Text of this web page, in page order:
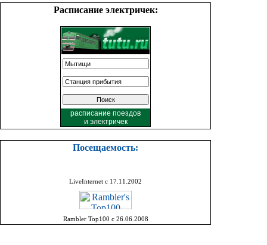
Расписание электричек:
расписание поездов
и электричек
Посещаемость:
LiveInternet с 17.11.2002
Rambler Top100 с 26.06.2008